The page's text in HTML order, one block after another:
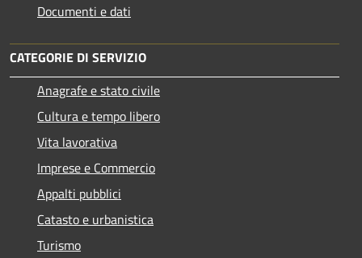
Documenti e dati
CATEGORIE DI SERVIZIO
Anagrafe e stato civile
Cultura e tempo libero
Vita lavorativa
Imprese e Commercio
Appalti pubblici
Catasto e urbanistica
Turismo